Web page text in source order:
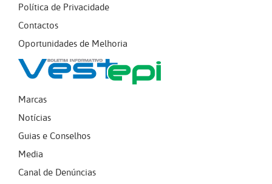
Política de Privacidade
Contactos
Oportunidades de Melhoria
Marcas
Notícias
Guias e Conselhos
Media
Canal de Denúncias